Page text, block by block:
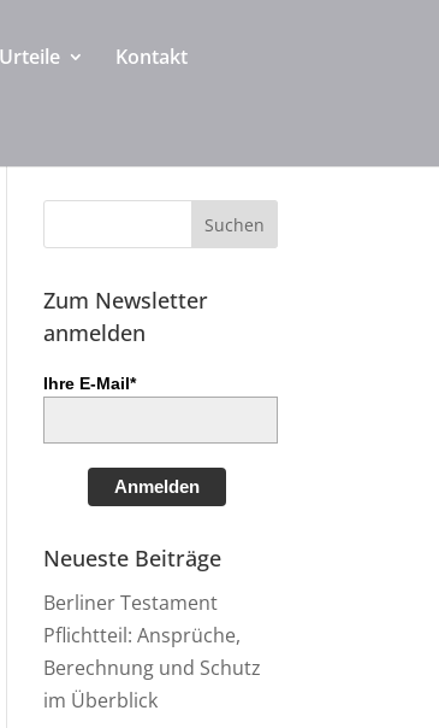
Kontakt
Zum Newsletter
anmelden
Ihre E-Mail*
Anmelden
Neueste Beiträge
Berliner Testament
Pflichtteil: Ansprüche,
Berechnung und Schutz
im Überblick